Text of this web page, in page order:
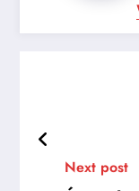
Next post